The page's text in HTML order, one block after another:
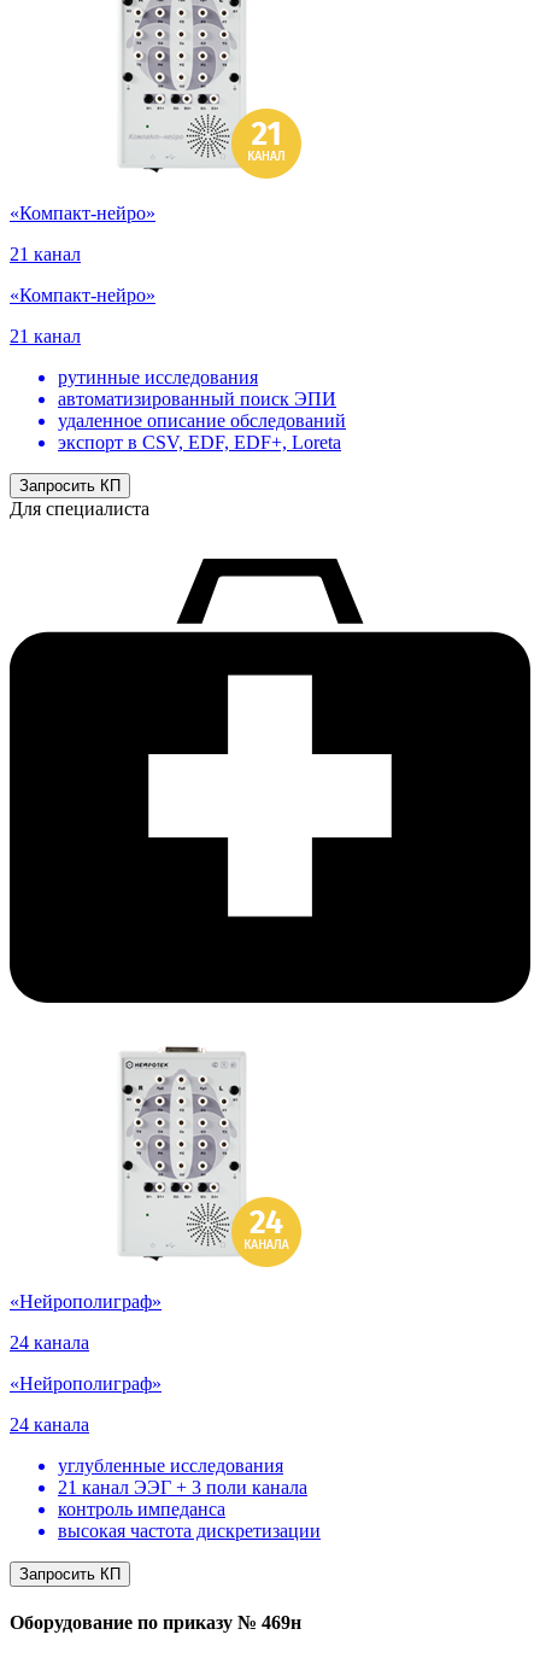
«Компакт-нейро»
21 канал
«Компакт-нейро»
21 канал
рутинные исследования
автоматизированный поиск ЭПИ
удаленное описание обследований
экспорт в CSV, EDF, EDF+, Loreta
Запросить КП
Для специалиста
«Нейрополиграф»
24 канала
«Нейрополиграф»
24 канала
углубленные исследования
21 канал ЭЭГ + 3 поли канала
контроль импеданса
высокая частота дискретизации
Запросить КП
Оборудование по приказу № 469н